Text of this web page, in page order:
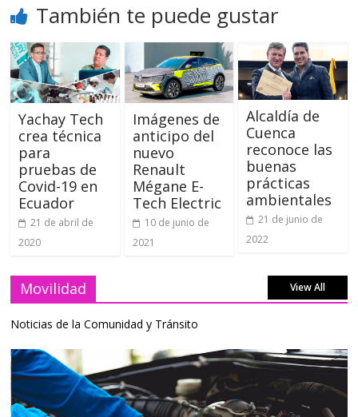
También te puede gustar
Yachay Tech
crea técnica
para
pruebas de
Covid-19 en
Ecuador
21 de abril de
2020
Imágenes de
anticipo del
nuevo
Renault
Mégane E-
Tech Electric
10 de junio de
2021
Alcaldía de
Cuenca
reconoce las
buenas
prácticas
ambientales
21 de junio de
2022
Movilidad View All
Noticias de la Comunidad y Tránsito